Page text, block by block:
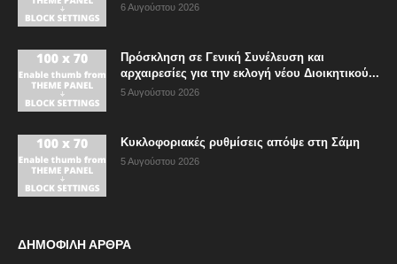
6 Αυγούστου 2026
Πρόσκληση σε Γενική Συνέλευση και
αρχαιρεσίες για την εκλογή νέου Διοικητικού...
5 Αυγούστου 2026
Κυκλοφοριακές ρυθμίσεις απόψε στη Σάμη
5 Αυγούστου 2026
ΔΗΜΟΦΙΛΗ ΑΡΘΡΑ